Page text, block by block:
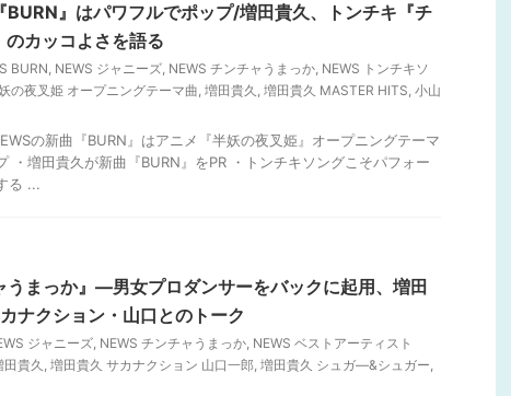
BURN』はパワフルでポップ/増田貴久、トンチキ『チ
のカッコよさを語る
BURN, NEWS ジャニーズ, NEWS チンチャうまっか, NEWS トンチキソ
の夜叉姫 オープニングテーマ曲, 増田貴久 , 増田貴久 MASTER HITS, 小山
の新曲『BURN』はアニメ『半妖の夜叉姫』オープニングテーマ
・増田貴久が新曲『BURN』をPR ・トンチキソングこそパフォー
る ...
うまっか』―男女プロダンサーをバックに起用、増田
ナクション・山口とのトーク
ジャニーズ, NEWS チンチャうまっか, NEWS ベストアーティスト
田貴久 , 増田貴久 サカナクション 山口一郎, 増田貴久 シュガ―&シュガー,